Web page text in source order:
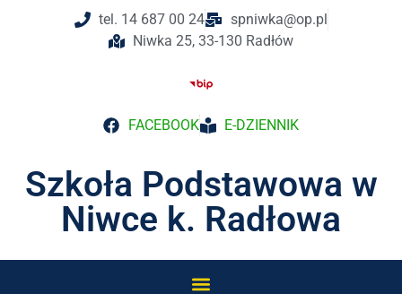
tel. 14 687 00 24
spniwka@op.pl
Niwka 25, 33-130 Radłów
FACEBOOK E-DZIENNIK
Szkoła Podstawowa w
Niwce k. Radłowa